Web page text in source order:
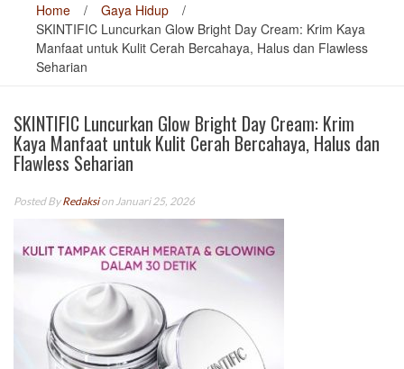
Home / Gaya Hidup
/
SKINTIFIC Luncurkan Glow Bright Day Cream: Krim Kaya
Manfaat untuk Kulit Cerah Bercahaya, Halus dan Flawless
Seharian
SKINTIFIC Luncurkan Glow Bright Day Cream: Krim
Kaya Manfaat untuk Kulit Cerah Bercahaya, Halus dan
Flawless Seharian
Posted ByRedaksion Januari 25, 2026